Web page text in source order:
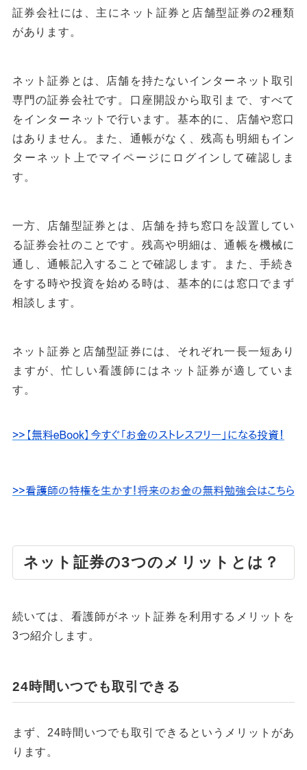
証券会社には、主にネット証券と店舗型証券の2種類
があります。
ネット証券とは、店舗を持たないインターネット取引
専門の証券会社です。口座開設から取引まで、すべて
をインターネットで行います。基本的に、店舗や窓口
はありません。また、通帳がなく、残高も明細もイン
ターネット上でマイページにログインして確認しま
す。
一方、店舗型証券とは、店舗を持ち窓口を設置してい
る証券会社のことです。残高や明細は、通帳を機械に
通し、通帳記入することで確認します。また、手続き
をする時や投資を始める時は、基本的には窓口でまず
相談します。
ネット証券と店舗型証券には、それぞれ一長一短あり
ますが、忙しい看護師にはネット証券が適していま
す。
ネット証券の3つのメリットとは？
続いては、看護師がネット証券を利用するメリットを
3つ紹介します。
24時間いつでも取引できる
まず、24時間いつでも取引できるというメリットがあ
ります。